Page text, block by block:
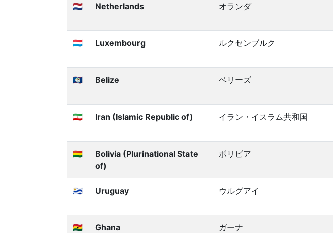
🇳🇱 Netherlands オランダ
🇱🇺 Luxembourg ルクセンブルク
🇧🇿 Belize ベリーズ
🇮🇷 Iran (Islamic Republic of) イラン・イスラム共和国
🇧🇴
Bolivia (Plurinational State
of)
ボリビア
🇺🇾 Uruguay ウルグアイ
🇬🇭 Ghana ガーナ